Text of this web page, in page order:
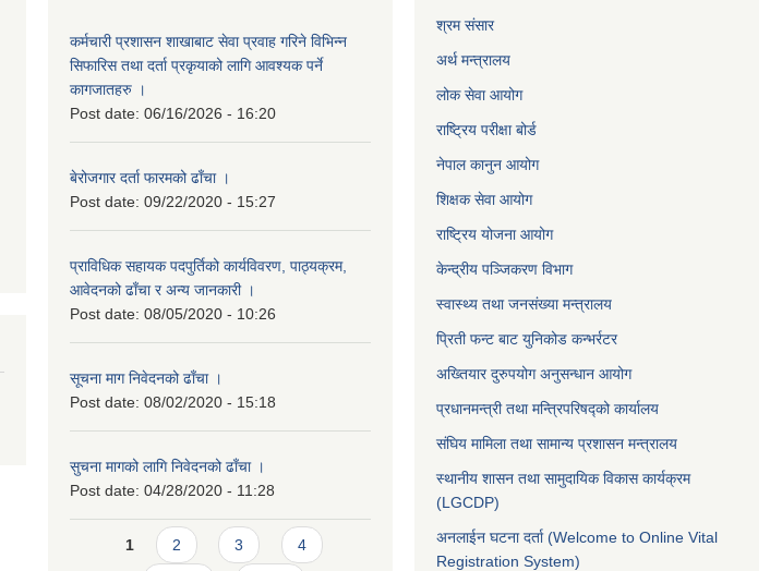
कर्मचारी प्रशासन शाखाबाट सेवा प्रवाह गरिने विभिन्न
सिफारिस तथा दर्ता प्रकृयाको लागि आवश्यक पर्ने
कागजातहरु ।
Post date: 06/16/2026 - 16:20
बेरोजगार दर्ता फारमको ढाँचा ।
Post date: 09/22/2020 - 15:27
प्राविधिक सहायक पदपुर्तिको कार्यविवरण, पाठ्यक्रम,
आवेदनको ढाँचा र अन्य जानकारी ।
Post date: 08/05/2020 - 10:26
सूचना माग निवेदनको ढाँचा ।
Post date: 08/02/2020 - 15:18
सुचना मागको लागि निवेदनको ढाँचा ।
Post date: 04/28/2020 - 11:28
Pages
1 2 3 4
श्रम संसार
अर्थ मन्त्रालय
लोक सेवा आयोग
राष्ट्रिय परीक्षा बोर्ड
नेपाल कानुन आयोग
शिक्षक सेवा आयोग
राष्ट्रिय योजना आयोग
केन्द्रीय पञ्जिकरण विभाग
स्वास्थ्य तथा जनसंख्या मन्त्रालय
प्रिती फन्ट बाट युनिकोड कन्भर्रटर
अख्तियार दुरुपयोग अनुसन्धान आयोग
प्रधानमन्त्री तथा मन्त्रिपरिषद्को कार्यालय
संघिय मामिला तथा सामान्य प्रशासन मन्त्रालय
स्थानीय शासन तथा सामुदायिक विकास कार्यक्रम
(LGCDP)
अनलाईन घटना दर्ता (Welcome to Online Vital
Registration System)